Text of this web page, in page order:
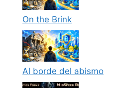
On the Brink
Al borde del abismo